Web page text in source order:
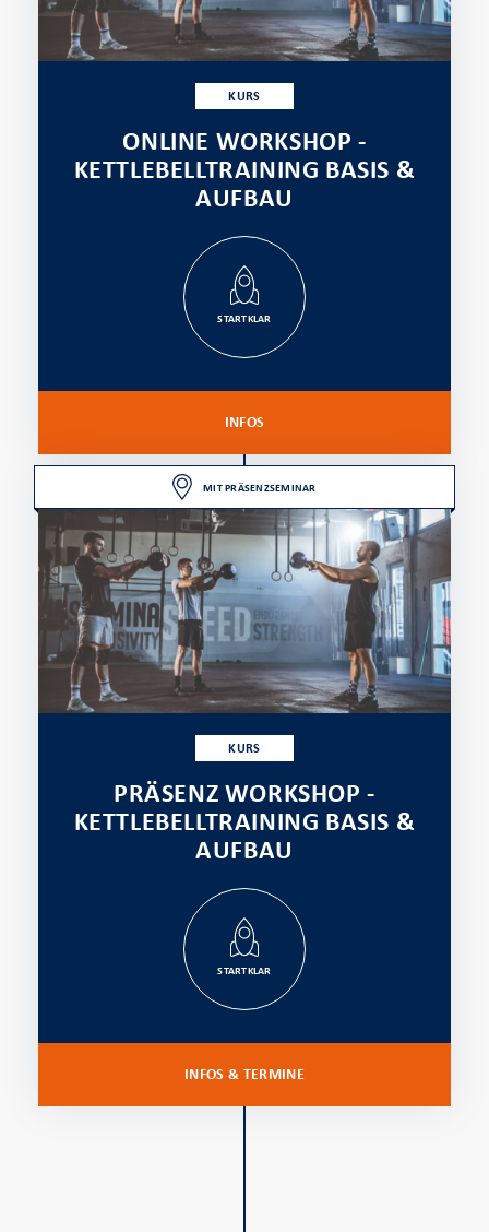
KURS
ONLINE WORKSHOP -
KETTLEBELLTRAINING BASIS &
AUFBAU
STARTKLAR
INFOS
MIT PRÄSENZSEMINAR
KURS
PRÄSENZ WORKSHOP -
KETTLEBELLTRAINING BASIS &
AUFBAU
STARTKLAR
INFOS & TERMINE